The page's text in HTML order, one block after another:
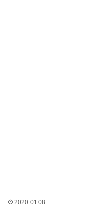
2020.01.08